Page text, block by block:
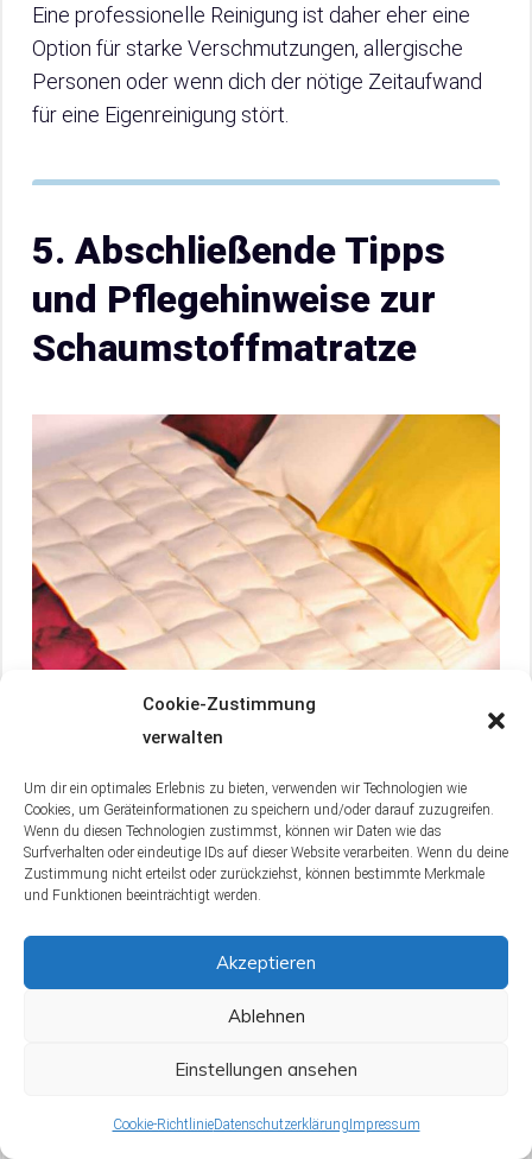
Cookie-Zustimmung
verwalten
Um dir ein optimales Erlebnis zu bieten, verwenden wir Technologien wie
Cookies, um Geräteinformationen zu speichern und/oder darauf zuzugreifen.
Wenn du diesen Technologien zustimmst, können wir Daten wie das
Surfverhalten oder eindeutige IDs auf dieser Website verarbeiten. Wenn du deine
Zustimmung nicht erteilst oder zurückziehst, können bestimmte Merkmale
und Funktionen beeinträchtigt werden.
Akzeptieren
Ablehnen
Einstellungen ansehen
Cookie-RichtlinieDatenschutzerklärung Impressum
Eine professionelle Reinigung ist daher eher eine
Option für starke Verschmutzungen, allergische
Personen oder wenn dich der nötige Zeitaufwand
für eine Eigenreinigung stört.
5. Abschließende Tipps
und Pflegehinweise zur
Schaumstoffmatratze
Nachdem wir die verschiedenen Methoden zum
Waschen deiner Schaumstoffmatratze
durchgegangen sind, wollen wir uns den
allgemeinen Pflegehinweisen widmen. Die korrekte
und regelmäßige Pflege kann die Lebensdauer
an. Schauen wir uns also wichtige
5.1 Regelmäßige Reinigung der
Schaumstoffmatratze: Das solltest